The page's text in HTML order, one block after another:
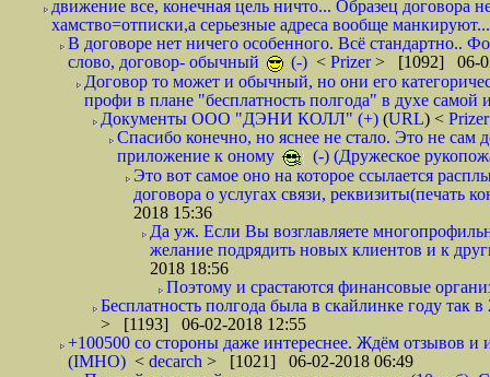
движение все, конечная цель ничто... Образец договора
хамство=отписки,а серьезные адреса вообще
В договоре нет ничего особенного. Всё стандартно..
слово, договор- обычный
(-) < Prizer> [1092] 06-
Договор то может и обычный, но они его
профи в плане "бесплатность полгода" в духе
Документы ООО "ДЭНИ КОЛЛ" (+) (URL) <
Спасибо конечно, но яснее не стало. Это не сам
приложение к оному
(-) (Дружеское
Это вот самое оно на которое ссылается
договора о услугах связи, реквизиты(печать
2018 15:36
Да уж. Если Вы возглавляете
желание подрядить новых клиентов и к
2018 18:56
Поэтому и срастаются финансовые
Бесплатность полгода была в скайлинке году
> [1193] 06-02-2018 12:55
+100500 со стороны даже интереснее. Ждём отзывов и
(IMHO) < decarch > [1021] 06-02-2018 06:49